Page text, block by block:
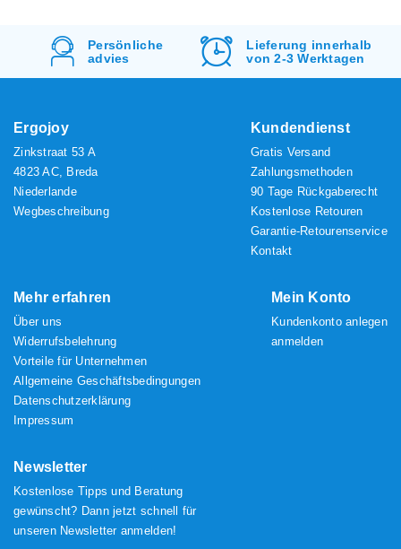
Lieferung innerhalb
von 2-3 Werktagen
KostenlosVersand
& Rücksendung
Ergojoy
Zinkstraat 53 A
4823 AC, Breda
Niederlande
Wegbeschreibung
Kundendienst
Gratis Versand
Zahlungsmethoden
90 Tage Rückgaberecht
Kostenlose Retouren
Garantie-Retourenservice
Kontakt
Mehr erfahren
Über uns
Widerrufsbelehrung
Vorteile für Unternehmen
Allgemeine Geschäftsbedingungen
Datenschutzerklärung
Impressum
Mein Konto
Kundenkonto anlegen
anmelden
Newsletter
Kostenlose Tipps und Beratung
gewünscht? Dann jetzt schnell für
unseren Newsletter anmelden!